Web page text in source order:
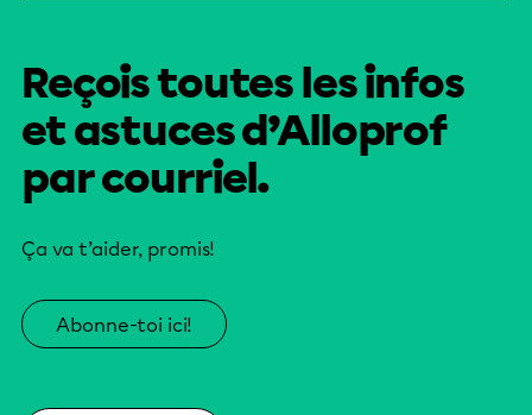
Reçois toutes les infos
et astuces d’Alloprof
par courriel.
Ça va t’aider, promis!
Abonne-toi ici!